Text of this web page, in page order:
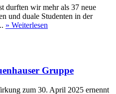
durften wir mehr als 37 neue
und duale Studenten in der
» Weiterlesen
Gruppe
zum 30. April 2025 ernennt